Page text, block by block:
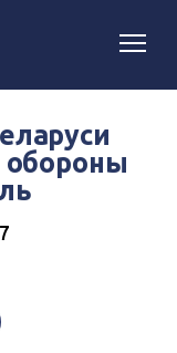
обороны